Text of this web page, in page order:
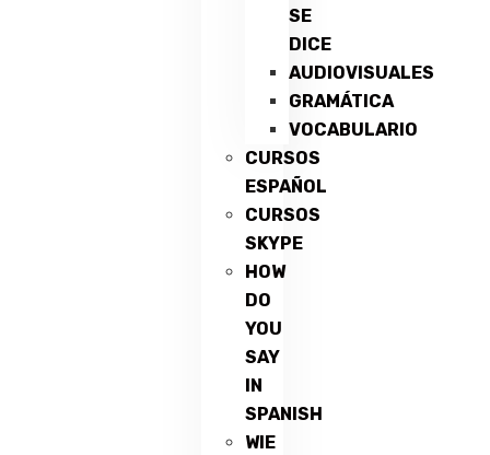
SE
DICE
AUDIOVISUALES
GRAMÁTICA
VOCABULARIO
CURSOS
ESPAÑOL
CURSOS
SKYPE
HOW
DO
YOU
SAY
IN
SPANISH
WIE